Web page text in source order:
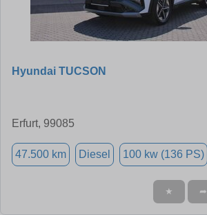
Hyundai TUCSON
Erfurt, 99085
47.500 km Diesel 100 kw (136 PS)
★ ➦